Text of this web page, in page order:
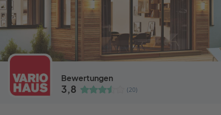
Bewertungen
3,8 (20)